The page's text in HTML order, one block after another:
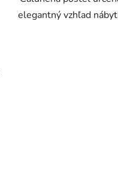
elegantný vzhľad